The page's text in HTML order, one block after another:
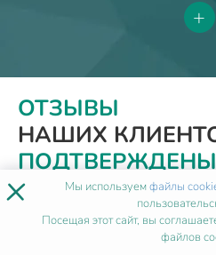
+
ОТЗЫВЫ
НАШИХ
ПОДТВЕРЖДЕНЫ
ОФИЦИАЛЬНО
Кликните, чтобы прочитать
× Мы используемфайлы
Посещая этот сайт, вы
файлов